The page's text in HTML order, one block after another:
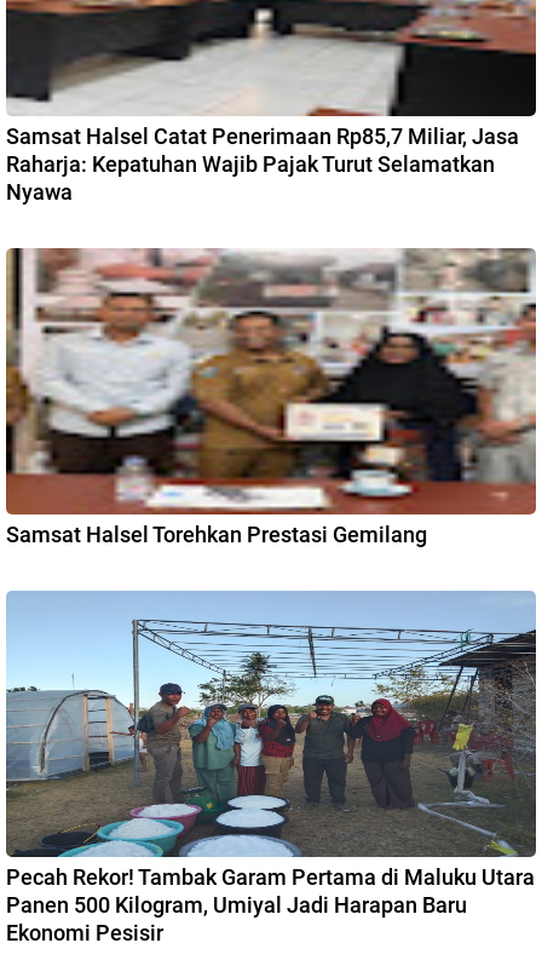
Samsat Halsel Catat Penerimaan Rp85,7 Miliar, Jasa
Raharja: Kepatuhan Wajib Pajak Turut Selamatkan
Nyawa
Samsat Halsel Torehkan Prestasi Gemilang
Pecah Rekor! Tambak Garam Pertama di Maluku Utara
Panen 500 Kilogram, Umiyal Jadi Harapan Baru
Ekonomi Pesisir